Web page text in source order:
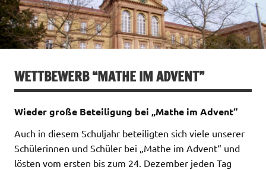
WETTBEWERB “MATHE IM ADVENT”
Wieder große Beteiligung bei „Mathe im Advent“
Auch in diesem Schuljahr beteiligten sich viele unserer
Schülerinnen und Schüler bei „Mathe im Advent“ und
lösten vom ersten bis zum 24. Dezember jeden Tag